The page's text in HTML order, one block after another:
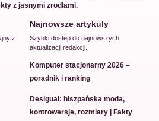
z jasnymi zrodlami.
z
Najnowsze artykuly
Szybki dostep do najnowszych
aktualizacji redakcji.
Komputer stacjonarny 2026 –
poradnik i ranking
Desigual: hiszpańska moda,
kontrowersje, rozmiary | Fakty